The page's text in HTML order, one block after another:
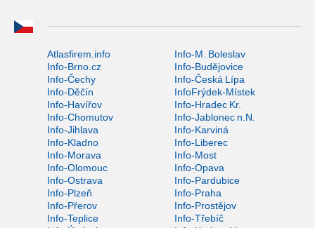
Atlasfirem.info
Info-M. Boleslav
Info-Brno.cz
Info-Budějovice
Info-Čechy
Info-Česká Lípa
Info-Děčín
InfoFrýdek-Místek
Info-Havířov
Info-Hradec Kr.
Info-Chomutov
Info-Jablonec n.N.
Info-Jihlava
Info-Karviná
Info-Kladno
Info-Liberec
Info-Morava
Info-Most
Info-Olomouc
Info-Opava
Info-Ostrava
Info-Pardubice
Info-Plzeň
Info-Praha
Info-Přerov
Info-Prostějov
Info-Teplice
Info-Třebíč